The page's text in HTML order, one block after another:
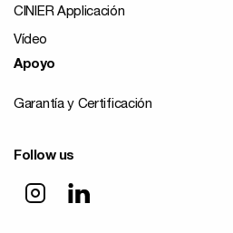
CINIER Applicación
Vídeo
Apoyo
Garantía y Certificación
Follow us